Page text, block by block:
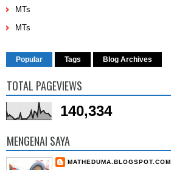
MTs
MTs
Popular Tags Blog Archives
TOTAL PAGEVIEWS
140,334
MENGENAI SAYA
MATHEDUMA.BLOGSPOT.COM